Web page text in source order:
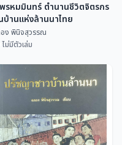
จ.พรหมมินทร์ ตำนานชีวิต
จิตรกรพื้นบ้านแห่งล้านนา
ไทย
ฉลอง พินิจสุวรรณ
รหมมินทร์ ตำนานชีวิตจิตรกร
บ้านแห่งล้านนาไทย
ง พินิจสุวรรณ
ไม่มีตัวเล่ม